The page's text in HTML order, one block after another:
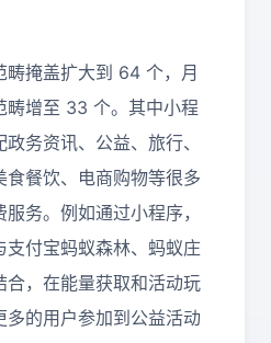
畴掩盖扩大到 64 个，月
畴增至 33 个。其中小程
务资讯、公益、旅行、
食餐饮、电商购物等很多
务。例如通过小程序，
支付宝蚂蚁森林、蚂蚁庄
合，在能量获取和活动玩
多的用户参加到公益活动